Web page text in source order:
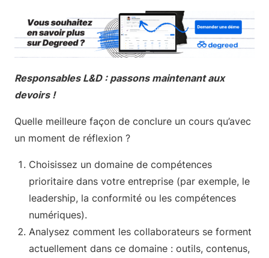
Responsables L&D : passons maintenant aux
devoirs !
Quelle meilleure façon de conclure un cours qu’avec
un moment de réflexion ?
Choisissez un domaine de compétences
prioritaire dans votre entreprise (par exemple, le
leadership, la conformité ou les compétences
numériques).
Analysez comment les collaborateurs se forment
actuellement dans ce domaine : outils, contenus,